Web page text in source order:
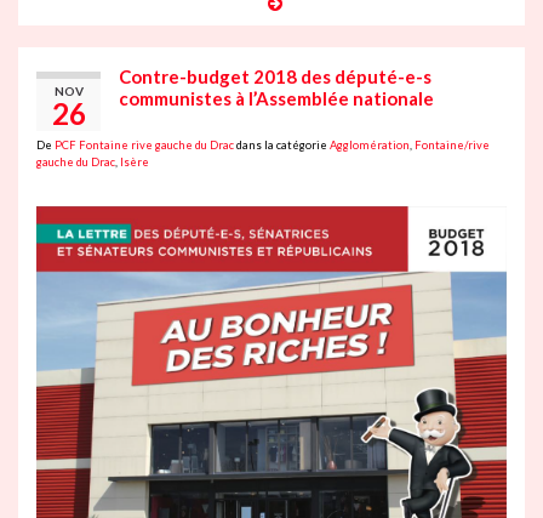
NOV
26
Contre-budget 2018 des député-e-s
communistes à l’Assemblée nationale
De PCF Fontaine rive gauche du Dracdans la catégorie Agglomération Fontaine/rive
gauche du Drac Isère